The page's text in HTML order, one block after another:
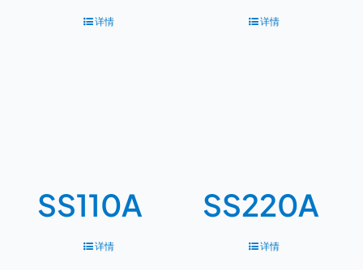
详情 详情
SS110A
详情
SS220A
详情